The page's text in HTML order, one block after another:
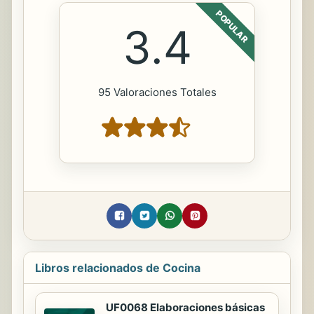
POPULAR
3.4
95 Valoraciones Totales
Libros relacionados de Cocina
UF0068 Elaboraciones básicas